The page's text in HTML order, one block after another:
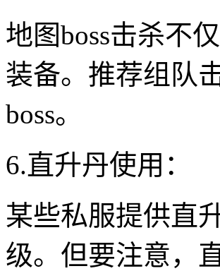
地图boss击杀不
装备。推荐组队
boss。
6.直升丹使用：
某些私服提供直
级。但要注意，